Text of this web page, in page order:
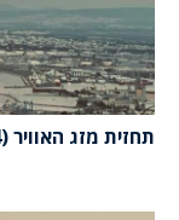
תחזית מזג האוויר (09/07/24): חם מהרגיל לעונה